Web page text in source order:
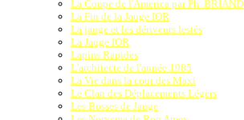
La Coupe de l'America par Ph. BRIAND
La Fin de la Jauge IOR
La jauge et les dériveurs lestés
La Jauge IOR
Lapins Rapides
L'architecte de l'année 1985
La Vie dans la cour des Maxi
Le Clan des Déplacements Légers
Les Bosses de Jauge